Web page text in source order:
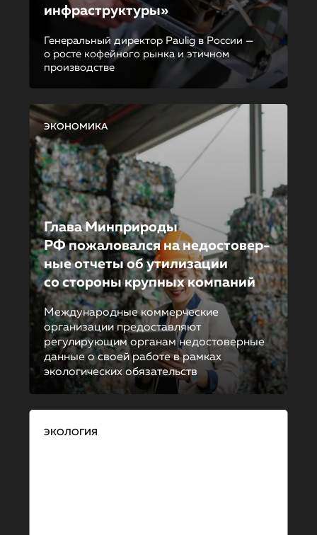
инфраструкту­ры»
Генеральный директор Paulig в России —
о росте кофейного рынка и этичном
производстве
ЭКОНОМИКА
Глава Минприроды
РФ пожаловал­ся на недостовер­
ные отчеты об утилизации
со стороны крупных компаний
Международные коммерческие
организации предоставляют
регулирующим органам недостоверные
данные о своей работе в рамках
экологических обязательств
ЭКОЛОГИЯ